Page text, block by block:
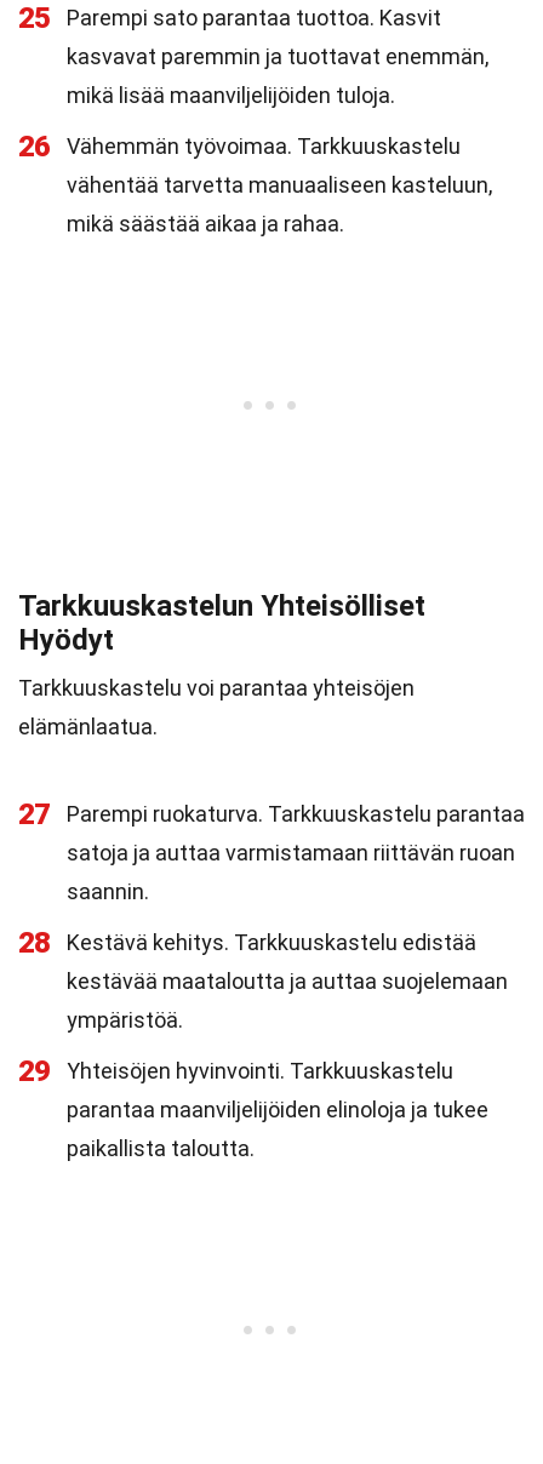
25
Parempi sato parantaa tuottoa. Kasvit
kasvavat paremmin ja tuottavat enemmän,
mikä lisää maanviljelijöiden tuloja.
26
Vähemmän työvoimaa. Tarkkuuskastelu
vähentää tarvetta manuaaliseen kasteluun,
mikä säästää aikaa ja rahaa.
Tarkkuuskastelun Yhteisölliset
Hyödyt
Tarkkuuskastelu voi parantaa yhteisöjen
elämänlaatua.
27
Parempi ruokaturva. Tarkkuuskastelu parantaa
satoja ja auttaa varmistamaan riittävän ruoan
saannin.
28
Kestävä kehitys. Tarkkuuskastelu edistää
kestävää maataloutta ja auttaa suojelemaan
ympäristöä.
29
Yhteisöjen hyvinvointi. Tarkkuuskastelu
parantaa maanviljelijöiden elinoloja ja tukee
paikallista taloutta.